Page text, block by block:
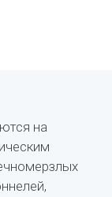
на